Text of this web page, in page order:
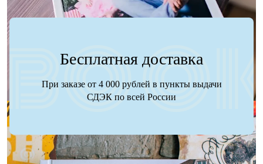
Бесплатная доставка
При заказе от 4 000 рублей в пункты выдачи
СДЭК по всей России